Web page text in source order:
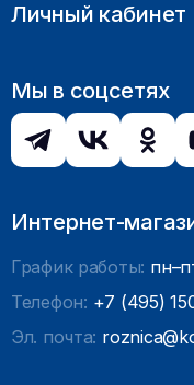
Личный кабинет
Мы в соцсетях
Интернет-
График работы:
Телефон: +7 (495)
Эл. почта: